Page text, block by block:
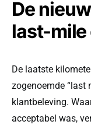
De
last-
De laatste
zogenoemde “last
klantbeleving.
acceptabel was,